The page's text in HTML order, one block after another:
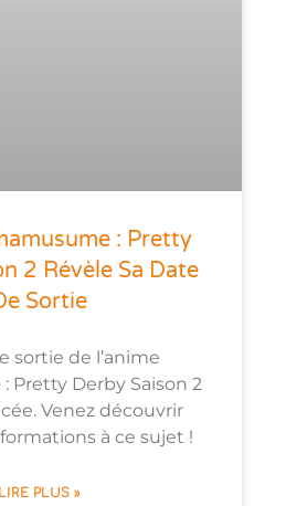
: Pretty
2 Révèle Sa Date
Sortie
sortie de l’anime
Pretty Derby Saison 2
Venez découvrir
à ce sujet !
LIRE PLUS »